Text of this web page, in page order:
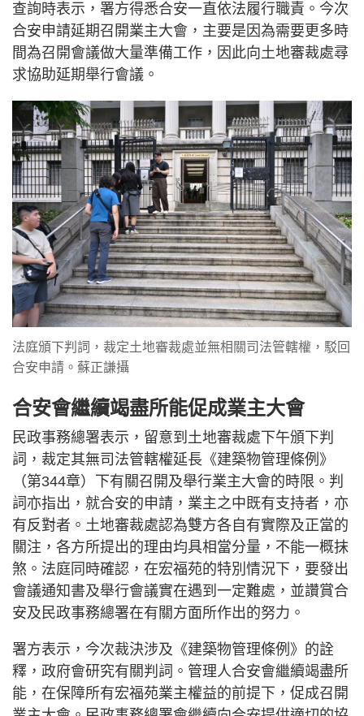
查詢時表示，署方得悉合安一直依法履行職責。今次
合安申請延期召開業主大會，主要是因為需要更多時
間為召開會議做大量準備工作，因此向土地審裁處尋
求協助延期舉行會議。
法庭頒下判詞，裁定土地審裁處並無相關司法管轄權，駁回
合安申請。蘇正謙攝
合安會繼續竭盡所能促成業主大會
民政事務總署表示，留意到土地審裁處下午頒下判
詞，裁定其無司法管轄權延長《建築物管理條例》
（第344章）下有關召開及舉行業主大會的時限。判
詞亦指出，就合安的申請，業主之中既有支持者，亦
有反對者。土地審裁處認為雙方各自有實際及正當的
關注，各方所提出的理由均具相當分量，不能一概抹
煞。法庭同時確認，在宏福苑的特別情況下，要發出
會議通知書及舉行會議實在遇到一定難處，並讚賞合
安及民政事務總署在有關方面所作出的努力。
署方表示，今次裁決涉及《建築物管理條例》的詮
釋，政府會研究有關判詞。管理人合安會繼續竭盡所
能，在保障所有宏福苑業主權益的前提下，促成召開